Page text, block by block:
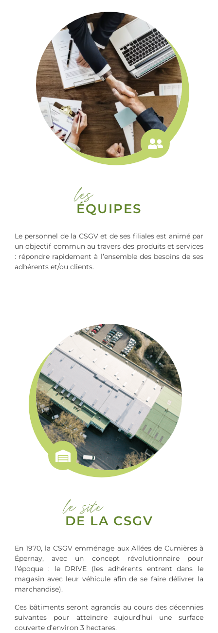
les
ÉQUIPES
Le personnel de la CSGV et de ses filiales est animé par
un objectif commun au travers des produits et services
: répondre rapidement à l’ensemble des besoins de ses
adhérents et/ou clients.
le site
DE LA CSGV
En 1970, la CSGV emménage aux Allées de Cumières à
Épernay, avec un concept révolutionnaire pour
l’époque : le DRIVE (les adhérents entrent dans le
magasin avec leur véhicule afin de se faire délivrer la
marchandise).
Ces bâtiments seront agrandis au cours des décennies
suivantes pour atteindre aujourd’hui une surface
couverte d’environ 3 hectares.